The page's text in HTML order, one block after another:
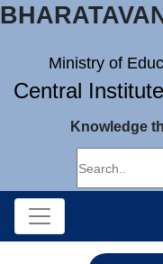
Ministry of
Central
Knowledge